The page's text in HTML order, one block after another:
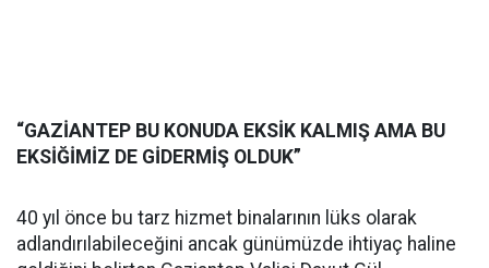
“GAZİANTEP BU KONUDA EKSİK KALMIŞ AMA BU
EKSİĞİMİZ DE GİDERMİŞ OLDUK”
40 yıl önce bu tarz hizmet binalarının lüks olarak
adlandırılabileceğini ancak günümüzde ihtiyaç haline